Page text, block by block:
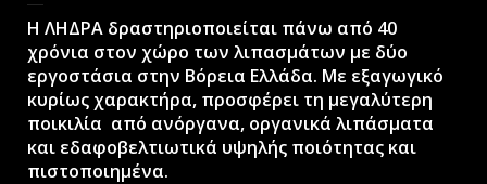
H ΛΗΔΡΑ δραστηριοποιείται πάνω από 40
χρόνια στον χώρο των λιπασμάτων με δύο
εργοστάσια στην Βόρεια Ελλάδα. Με εξαγωγικό
κυρίως χαρακτήρα, προσφέρει τη μεγαλύτερη
ποικιλία από ανόργανα, οργανικά λιπάσματα
και εδαφοβελτιωτικά υψηλής ποιότητας και
πιστοποιημένα.